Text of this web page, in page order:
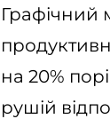
Графічний
на 20%
рушій